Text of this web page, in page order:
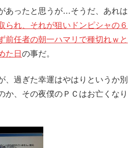
あったと思うが…そうだ、あれは
られ、それが狙いドンピシャの６
前任者の朝一ハマリで種切れｗと
た日 の事だ。
、過ぎた幸運はやはりというか別
か、その夜僕のＰＣはお亡くなり